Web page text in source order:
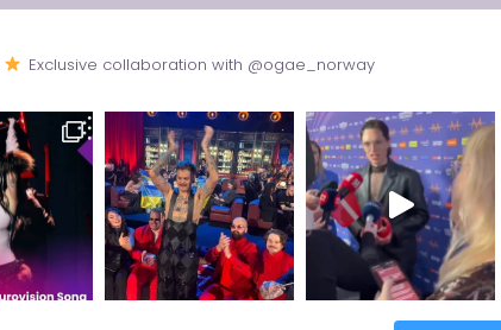
Exclusive collaboration with @ogae_norway